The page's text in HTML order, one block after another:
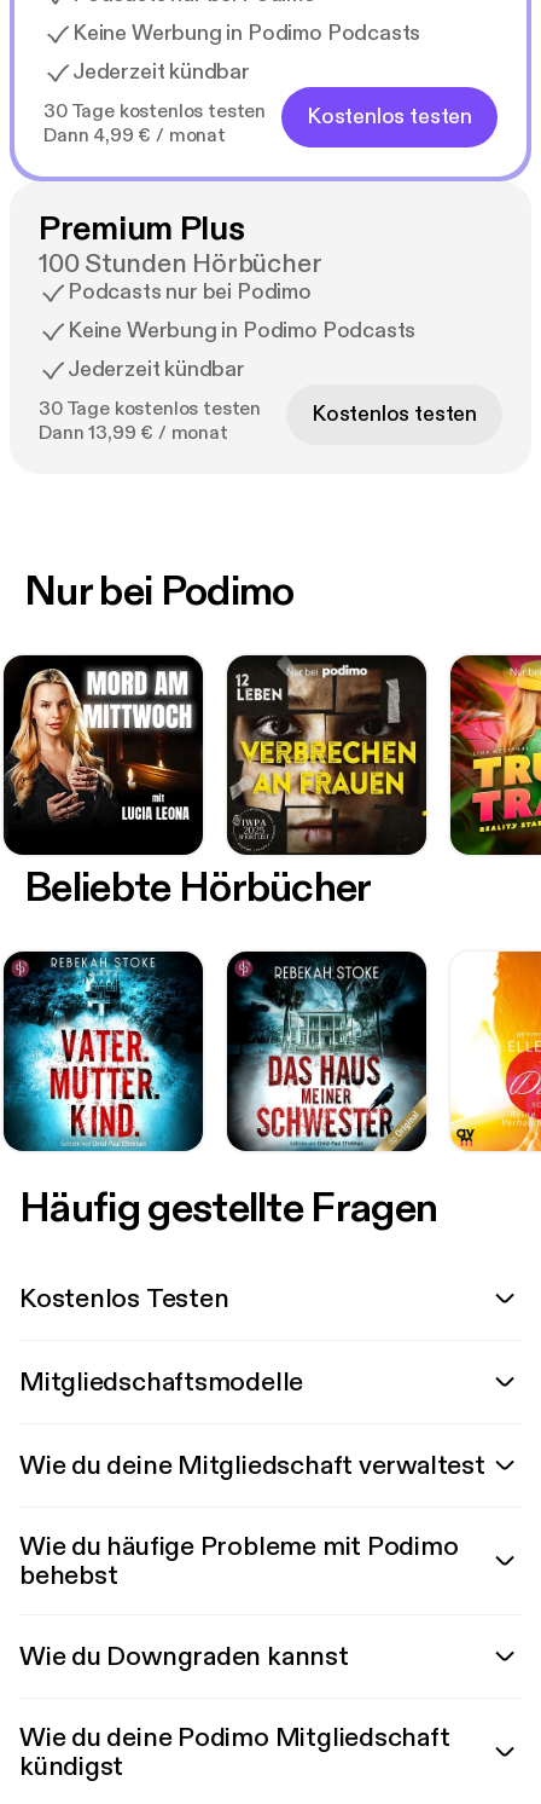
Keine Werbung in Podimo Podcasts
Jederzeit kündbar
30 Tage kostenlos testen
Dann 4,99 € / monat
Kostenlos testen
Premium Plus
100 Stunden Hörbücher
Podcasts nur bei Podimo
Keine Werbung in Podimo Podcasts
Jederzeit kündbar
30 Tage kostenlos testen
Dann 13,99 € / monat
Kostenlos testen
Nur bei Podimo
Beliebte Hörbücher
Häufig gestellte Fragen
Kostenlos Testen
Mitgliedschaftsmodelle
Wie du deine Mitgliedschaft verwaltest
Wie du häufige Probleme mit Podimo
behebst
Wie du Downgraden kannst
Wie du deine Podimo Mitgliedschaft
kündigst